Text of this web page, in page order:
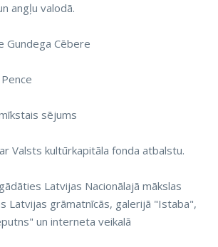
angļu valodā.
Gundega Cēbere
sējums
Valsts kultūrkapitāla fonda atbalstu.
Latvijas Nacionālajā mākslas
Latvijas grāmatnīcās, galerijā "Istaba",
un interneta veikalā